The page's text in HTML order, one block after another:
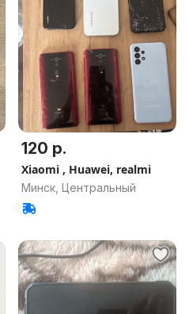
120 р.
Xiaomi , Huawei, realmi
Минск, Центральный